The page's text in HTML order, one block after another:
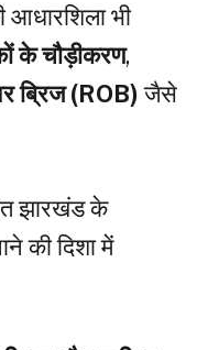
आधारशिला भी
के चौड़ीकरण,
ब्रिज (ROB)जैसे
झारखंड के
की दिशा में